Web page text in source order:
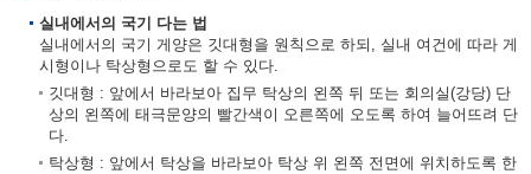
실내에서의 국기 다는 법
실내에서의 국기 게양은 깃대형을 원칙으로 하되, 실내 여건에 따라 게
시형이나 탁상형으로도 할 수 있다.
깃대형 : 앞에서 바라보아 집무 탁상의 왼쪽 뒤 또는 회의실(강당) 단
상의 왼쪽에 태극문양의 빨간색이 오른쪽에 오도록 하여 늘어뜨려 단
다.
탁상형 : 앞에서 탁상을 바라보아 탁상 위 왼쪽 전면에 위치하도록 한